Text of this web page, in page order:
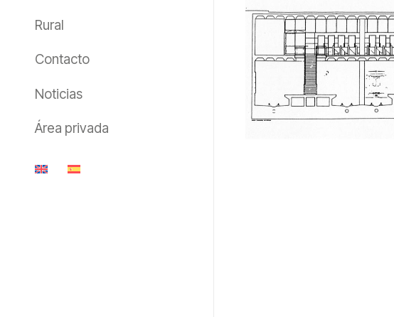
Rural
Contacto
Noticias
Área privada